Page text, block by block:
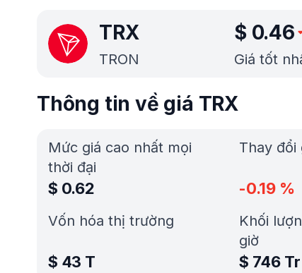
TRX
TRON
$ 0.46
Giá tốt
Thông tin về giá TRX
Mức giá cao nhất mọi
thời đại
$ 0.62
Vốn hóa thị trường
$ 43 T
Thay đổi
-0.19 %
Khối
giờ
$ 746 Tr